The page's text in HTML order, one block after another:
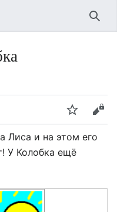
Следить
Лиса и на этом его
У Колобка ещё